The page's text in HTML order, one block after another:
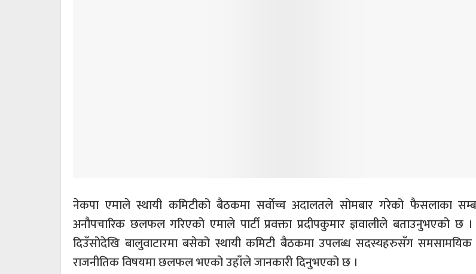
नेकपा एमाले स्थायी कमिटीको बैठकमा सर्वोच्च अदालतले सोमबार गरेको फैसलाका
अनौपचारिक छलफल गरिएको एमाले पार्टी प्रवक्ता प्रदीपकुमार ज्ञवालीले बताउनुभएको
दिउँसोदेखि बालुवाटारमा बसेको स्थायी कमिटी बैठकमा उपलब्ध सदस्यहरुसँग
राजनीतिक विषयमा छलफल भएको उहाँले जानकारी दिनुभएको छ ।